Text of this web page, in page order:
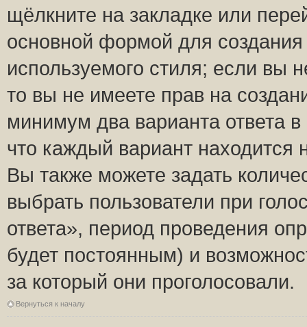
щёлкните на закладке или
основной формой для
используемого стиля; если вы
то вы не имеете прав на
минимум два варианта ответа
что каждый вариант находится
Вы также можете задать
выбрать пользователи при
ответа», период проведения
будет постоянным) и
за который они проголосовали.
Вернуться к началу